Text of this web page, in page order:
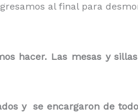
al final para
hacer. Las mesas y
y se encargaron de